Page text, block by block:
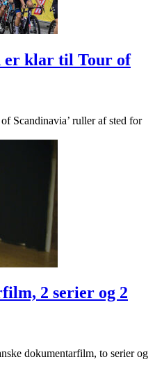
er klar til Tour of
Scandinavia’ ruller af sted for
2 serier og 2
dokumentarfilm, to serier og